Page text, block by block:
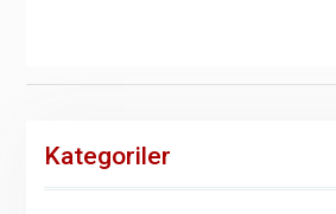
Kategoriler